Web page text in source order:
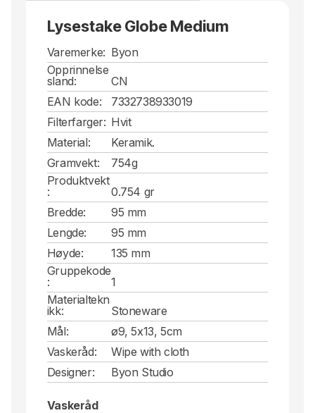
Lysestake Globe Medium
Varemerke: Byon
Opprinnelse
sland:
CN
EAN kode:
7332738933019
Filterfarger: Hvit
Material:
Keramik.
Gramvekt:
754g
Produktvekt
:
0.754 gr
Bredde:
95 mm
Lengde:
95 mm
Høyde:
135 mm
Gruppekode
:
1
Materialtekn
ikk:
Stoneware
Mål:
ø9, 5x13, 5cm
Vaskeråd:
Wipe with cloth
Designer:
Byon Studio
Vaskeråd